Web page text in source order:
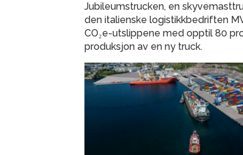
Jubileumstrucken, en
den italienske logistikkbedriften
CO₂e-utslippene med opptil 80
produksjon av en ny truck.